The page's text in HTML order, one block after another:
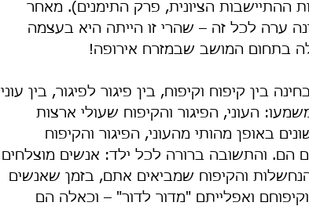
ההתיישבות הציונית, פרק התימנים). מאחר
ערה לכל זה – שהרי זו הייתה היא בעצמה
בתחום המושב שבמזרח אירופה!
בין קיפוח וקיפוח, בין פיגור לפיגור, בין עוני
העוני, הפיגור והקיפוח שעולי ארצות
באופן מהותי מהעוני, הפיגור והקיפוח
הם. והתשובה ברורה לכל ילד: אנשים מוצלחים
והקיפוח שמביאים אתם, בזמן שאנשים
ואפלייתם "מדור לדור" – וכאלה הם